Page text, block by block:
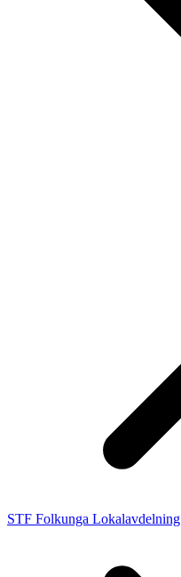
STF Folkunga Lokalavdelning